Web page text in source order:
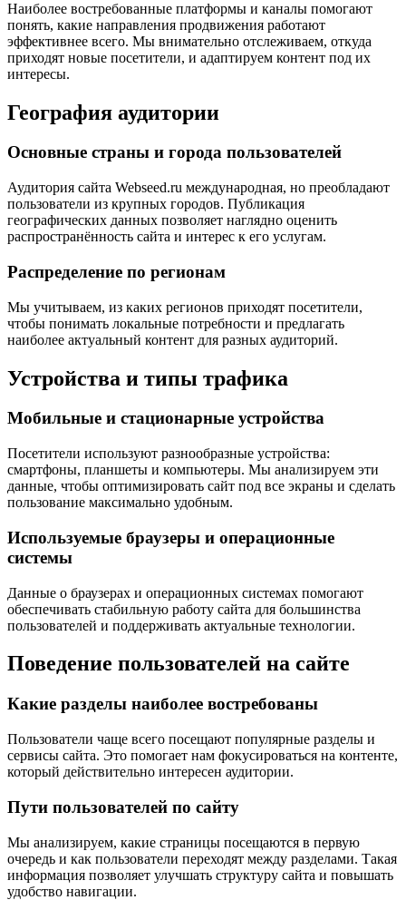
Наиболее востребованные платформы и каналы помогают
понять, какие направления продвижения работают
эффективнее всего. Мы внимательно отслеживаем, откуда
приходят новые посетители, и адаптируем контент под их
интересы.
География аудитории
Основные страны и города пользователей
Аудитория сайта Webseed.ru международная, но преобладают
пользователи из крупных городов. Публикация
географических данных позволяет наглядно оценить
распространённость сайта и интерес к его услугам.
Распределение по регионам
Мы учитываем, из каких регионов приходят посетители,
чтобы понимать локальные потребности и предлагать
наиболее актуальный контент для разных аудиторий.
Устройства и типы трафика
Мобильные и стационарные устройства
Посетители используют разнообразные устройства:
смартфоны, планшеты и компьютеры. Мы анализируем эти
данные, чтобы оптимизировать сайт под все экраны и сделать
пользование максимально удобным.
Используемые браузеры и операционные
системы
Данные о браузерах и операционных системах помогают
обеспечивать стабильную работу сайта для большинства
пользователей и поддерживать актуальные технологии.
Поведение пользователей на сайте
Какие разделы наиболее востребованы
Пользователи чаще всего посещают популярные разделы и
сервисы сайта. Это помогает нам фокусироваться на контенте,
который действительно интересен аудитории.
Пути пользователей по сайту
Мы анализируем, какие страницы посещаются в первую
очередь и как пользователи переходят между разделами. Такая
информация позволяет улучшать структуру сайта и повышать
удобство навигации.